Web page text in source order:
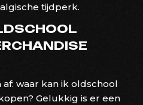
tijdperk.
waar kan ik oldschool
Gelukkig is er een